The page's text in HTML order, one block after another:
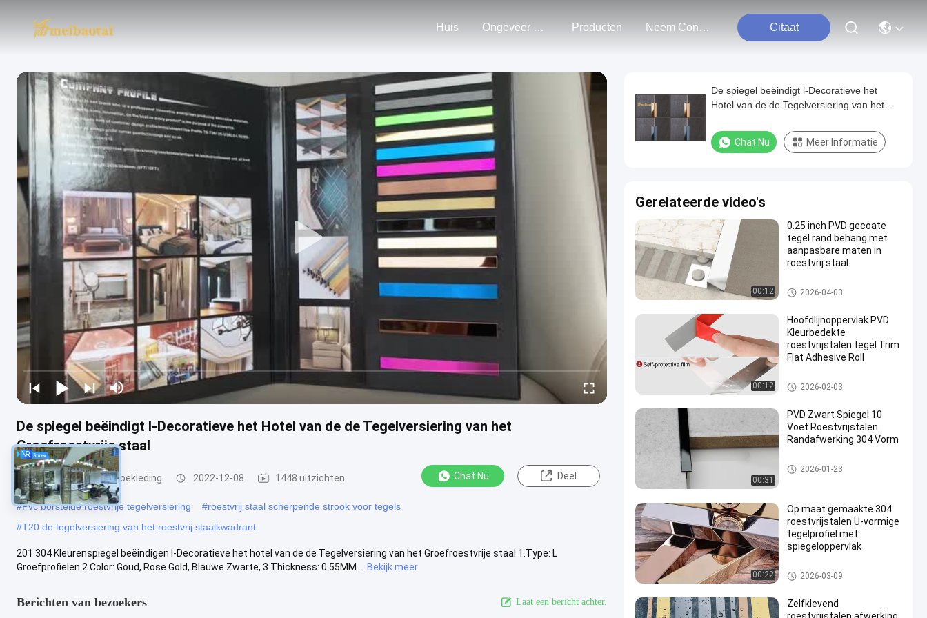
Huis Ongeveer Ons Producten Neem Contact Met Ons Op Citaat
De spiegel beëindigt l-Decoratieve het Hotel van de de Tegelversiering van het
Groefroestvrije staal
roestvrijstalen tegelbekleding 2022-12-08 1448 uitzichten Chat Nu Deel
#Pvc borstelde roestvrije tegelversiering #roestvrij staal scherpende strook voor tegels
#T20 de tegelversiering van het roestvrij staalkwadrant
201 304 Kleurenspiegel beëindigen l-Decoratieve het hotel van de de Tegelversiering van het Groefroestvrije staal 1.Type: L
Groefprofielen 2.Color: Goud, Rose Gold, Blauwe Zwarte, 3.Thickness: 0.55MM....
Bekijk meer
Berichten van bezoekers Laat een bericht achter.
De spiegel beëindigt l-Decoratieve het
Hotel van de de Tegelversiering van het
Chat Nu Meer Informatie
Gerelateerde video's
00:12
0.25 inch PVD gecoate
tegel rand behang met
aanpasbare maten in
roestvrij staal
roestvrijstalen tegelbekleding
2026-04-03
00:12
Hoofdlijnoppervlak PVD
Kleurbedekte
roestvrijstalen tegel Trim
Flat Adhesive Roll
roestvrijstalen tegelbekleding
2026-02-03
00:31
PVD Zwart Spiegel 10
Voet Roestvrijstalen
Randafwerking 304 Vorm
roestvrijstalen tegelbekleding
2026-01-23
00:22
Op maat gemaakte 304
roestvrijstalen U-vormige
tegelprofiel met
spiegeloppervlak
roestvrijstalen tegelbekleding
2026-03-09
Zelfklevend